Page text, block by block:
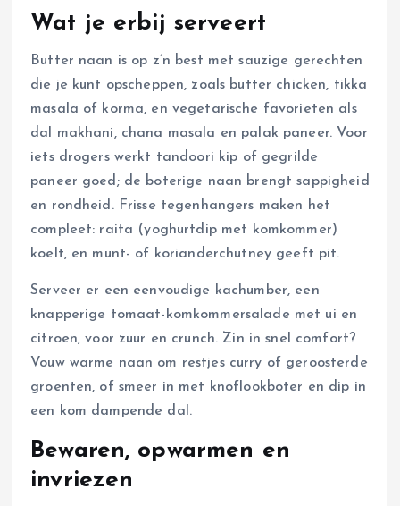
Wat je erbij serveert
Butter naan is op z’n best met sauzige gerechten
die je kunt opscheppen, zoals butter chicken, tikka
masala of korma, en vegetarische favorieten als
dal makhani, chana masala en palak paneer. Voor
iets drogers werkt tandoori kip of gegrilde
paneer goed; de boterige naan brengt sappigheid
en rondheid. Frisse tegenhangers maken het
compleet: raita (yoghurtdip met komkommer)
koelt, en munt- of korianderchutney geeft pit.
Serveer er een eenvoudige kachumber, een
knapperige tomaat-komkommersalade met ui en
citroen, voor zuur en crunch. Zin in snel comfort?
Vouw warme naan om restjes curry of geroosterde
groenten, of smeer in met knoflookboter en dip in
een kom dampende dal.
Bewaren, opwarmen en
invriezen